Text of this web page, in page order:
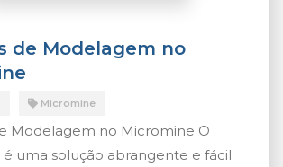
de Modelagem no
Micromine
Modelagem no Micromine O
uma solução abrangente e fácil